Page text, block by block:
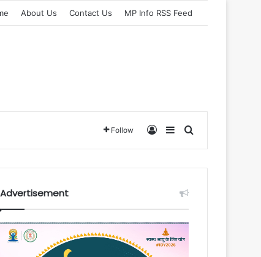
About Us Contact Us MP Info RSS Feed
Follow Log InSidebarSearch for
Advertisement